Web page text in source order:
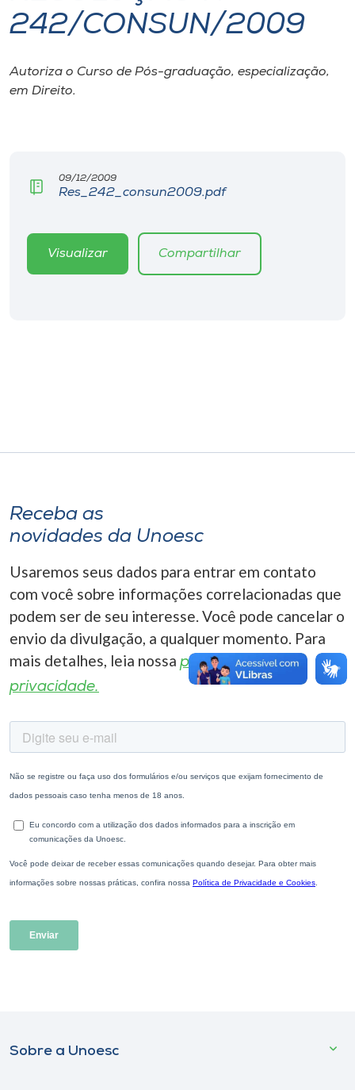
I.nova
Diplomados
CPA
Editora
Selecione
o idioma
242/CONSUN/2009
Autoriza o Curso de Pós-graduação, especialização,
em Direito.
09/12/2009
Res_242_consun2009.pdf
Visualizar Compartilhar
Receba as
novidades da Unoesc
Usaremos seus dados para entrar em contato
com você sobre informações correlacionadas que
podem ser de seu interesse. Você pode cancelar o
envio da divulgação, a qualquer momento. Para
mais detalhes, leia nossa política de
privacidade.
Sobre a Unoesc